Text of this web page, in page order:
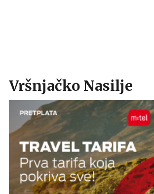
Vršnjačko Nasilje